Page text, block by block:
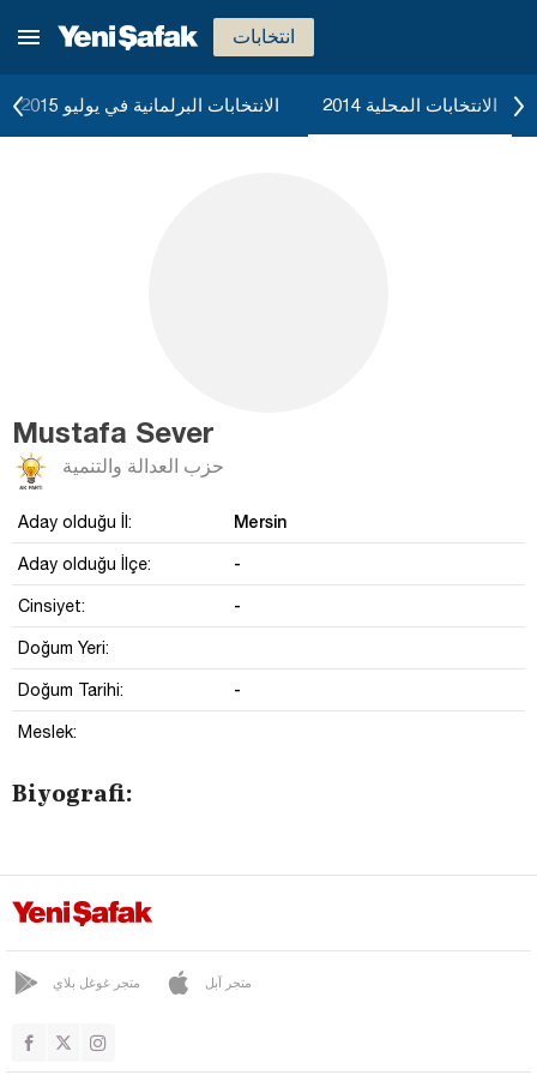
انتخابات
الانتخابات البرلمانية في يوليو 2015 الانتخابات المحلية 2014
Mustafa Sever
حزب العدالة والتنمية
Aday olduğu İl: Mersin
Aday olduğu İlçe: -
Cinsiyet: -
Doğum Yeri:
Doğum Tarihi: -
Meslek:
Biyografi:
متجر غوغل بلاي متجر آبل